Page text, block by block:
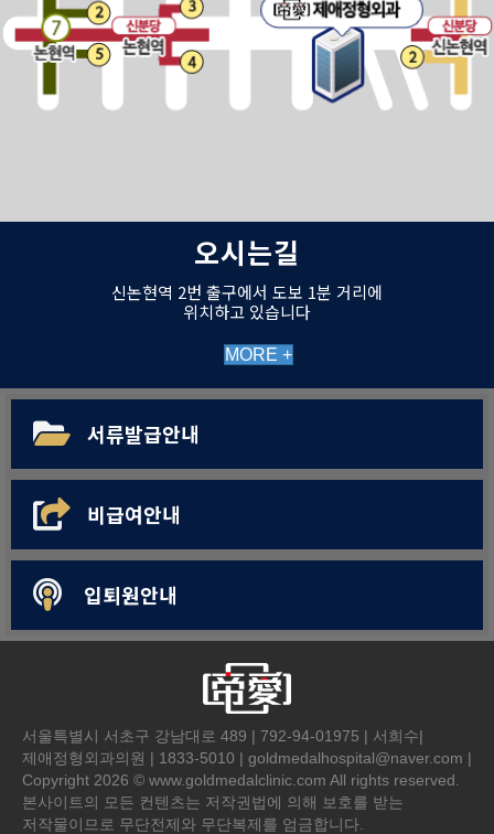
오시는길
신논현역 2번 출구에서 도보 1분 거리에
위치하고 있습니다
MORE +
서류발급안내
비급여안내
입퇴원안내
서울특별시 서초구 강남대로 489 | 792-94-01975 | 서희수|
제애정형외과의원 | 1833-5010 | goldmedalhospital@naver.com |
Copyright 2026 © www.goldmedalclinic.com All rights reserved.
본사이트의 모든 컨텐츠는 저작권법에 의해 보호를 받는
저작물이므로 무단전제와 무단복제를 엄금합니다.